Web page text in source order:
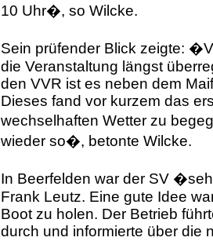
10 Uhr�, so Wilcke.
Sein prüfender Blick zeigte:
die Veranstaltung längst
den VVR ist es neben dem
Dieses fand vor kurzem das
wechselhaften Wetter zu
wieder so�, betonte Wilcke.
In Beerfelden war der SV
Frank Leutz. Eine gute Idee
Boot zu holen. Der Betrieb
durch und informierte über die